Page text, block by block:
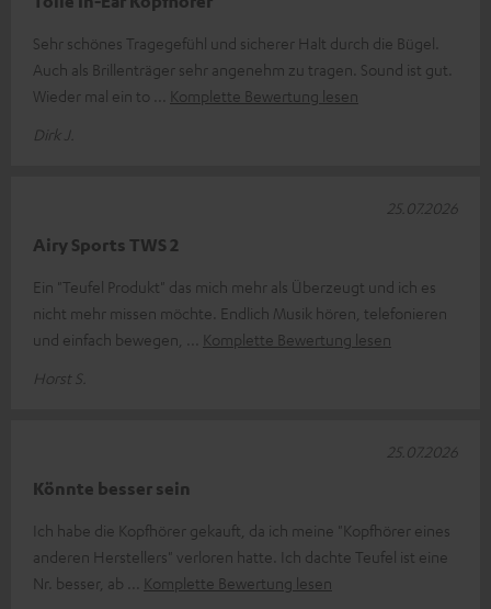
Sehr schönes Tragegefühl und sicherer Halt durch die Bügel.
Auch als Brillenträger sehr angenehm zu tragen. Sound ist gut.
Wieder mal ein to
Komplette Bewertung lesen
Dirk J.
Airy Sports TWS 2
Ein "Teufel Produkt" das mich mehr als Überzeugt und ich es
nicht mehr missen möchte. Endlich Musik hören, telefonieren
und einfach bewegen,
Komplette Bewertung lesen
Horst S.
25.07.2026
Könnte besser sein
Ich habe die Kopfhörer gekauft, da ich meine "Kopfhörer eines
anderen Herstellers" verloren hatte. Ich dachte Teufel ist eine
Nr. besser, ab
Komplette Bewertung lesen
25.07.2026